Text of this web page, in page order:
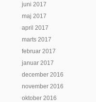
juni 2017
maj 2017
april 2017
marts 2017
februar 2017
januar 2017
december 2016
november 2016
oktober 2016